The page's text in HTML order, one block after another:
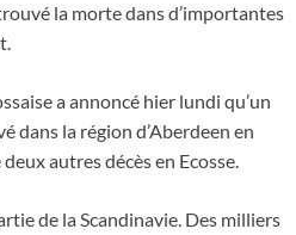
la morte dans d’importantes
a annoncé hier lundi qu’un
dans la région d’Aberdeen en
autres décès en Ecosse.
de la Scandinavie. Des milliers